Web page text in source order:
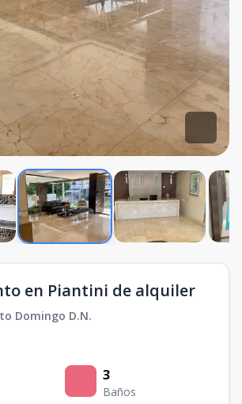
en Piantini de alquiler
Domingo D.N.
3
Baños